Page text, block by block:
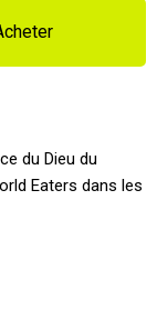
du Dieu du
Eaters dans les